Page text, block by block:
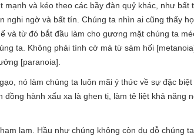
và kéo theo các bầy đàn quỷ khác, như
nghi ngờ và bất tín. Chúng ta nhìn ai cũng thấy
và từ đó bắt đầu làm cho gương mặt chúng ta
ta. Không phải tình cờ mà từ sám hối
[paranoia].
nó làm chúng ta luôn mãi ý thức về sự đặc
đồng hành xấu xa là ghen tị, làm tê liệt khả năng
lam. Hầu như chúng không còn dụ dỗ chúng